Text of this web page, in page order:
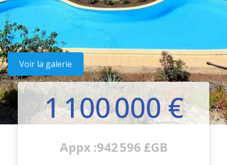
Voir la galerie
1 100 000 €
Appx :942 596 £GB